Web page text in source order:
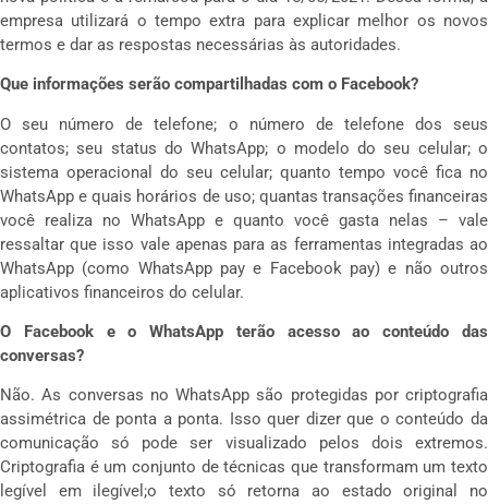
empresa utilizará o tempo extra para explicar melhor os novos
termos e dar as respostas necessárias às autoridades.
Que informações serão compartilhadas com o Facebook?
O seu número de telefone; o número de telefone dos seus
contatos; seu status do WhatsApp; o modelo do seu celular; o
sistema operacional do seu celular; quanto tempo você fica no
WhatsApp e quais horários de uso; quantas transações financeiras
você realiza no WhatsApp e quanto você gasta nelas – vale
ressaltar que isso vale apenas para as ferramentas integradas ao
WhatsApp (como WhatsApp pay e Facebook pay) e não outros
aplicativos financeiros do celular.
O Facebook e o WhatsApp terão acesso ao conteúdo das
conversas?
Não. As conversas no WhatsApp são protegidas por criptografia
assimétrica de ponta a ponta. Isso quer dizer que o conteúdo da
comunicação só pode ser visualizado pelos dois extremos.
Criptografia é um conjunto de técnicas que transformam um texto
legível em ilegível;o texto só retorna ao estado original no